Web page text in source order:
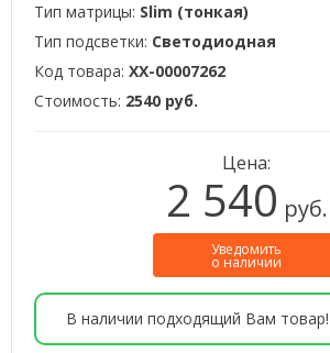
Тип матрицы: Slim (тонкая)
Тип подсветки: Светодиодная
Код товара: XX-00007262
Стоимость: 2540 руб.
Цена:
2 540 руб.
Уведомить
о наличии
В наличии подходящий Вам товар!